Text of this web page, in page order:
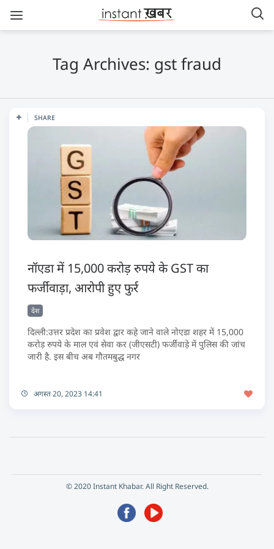
Tag Archives: gst fraud
SHARE
नॉएडा में 15,000 करोड़ रुपये के GST का
फर्जीवाड़ा, आरोपी हुए फुर्र
देश
दिल्ली:उत्तर प्रदेश का प्रवेश द्वार कहे जाने वाले नोएडा शहर में 15,000
करोड़ रुपये के माल एवं सेवा कर (जीएसटी) फर्जीवाड़े में पुलिस की जांच
जारी है. इस बीच अब गौतमबुद्ध नगर
अगस्त 20, 2023 14:41
© 2020 Instant Khabar. All Right Reserved.